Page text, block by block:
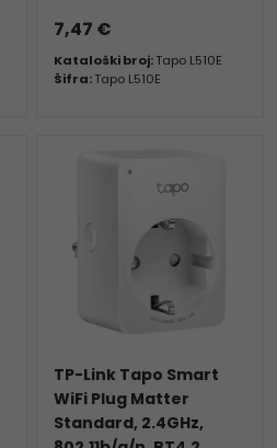
7,47 €
Kataloški broj:Tapo L510E
Šifra:Tapo L510E
TP-Link Tapo Smart
WiFi Plug Matter
Standard, 2.4GHz,